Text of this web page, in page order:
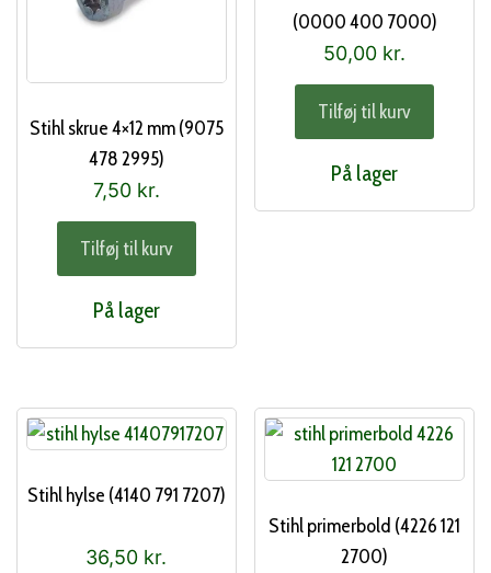
Stihl skrue 4×12 mm (9075
478 2995)
7,50 kr.
Tilføj til kurv
På lager
(0000 400 7000)
50,00 kr.
Tilføj til kurv
På lager
Stihl hylse (4140 791 7207)
36,50 kr.
Stihl primerbold (4226 121
2700)